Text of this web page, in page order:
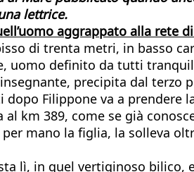
lettrice.
aggrappato alla rete
di trenta metri, in basso
uomo definito da tutti
precipita dal terzo
Filippone va a prendere
km 389, come se già
mano la figlia, la solleva
lì, in quel vertiginoso